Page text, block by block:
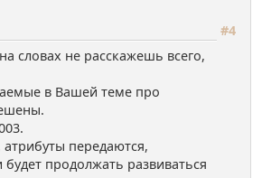
#4
словах не расскажешь всего,
в Вашей теме про
атрибуты передаются,
будет продолжать развиваться